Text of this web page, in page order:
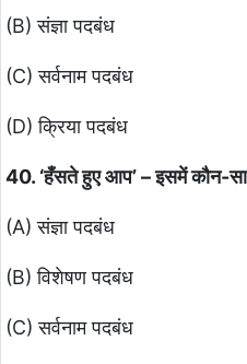
(B) संज्ञा पदबंध
(C) सर्वनाम पदबंध
(D) क्रिया पदबंध
40. ‘हँसते हुए आप’ – इसमें कौन-
(A) संज्ञा पदबंध
(B) विशेषण पदबंध
(C) सर्वनाम पदबंध